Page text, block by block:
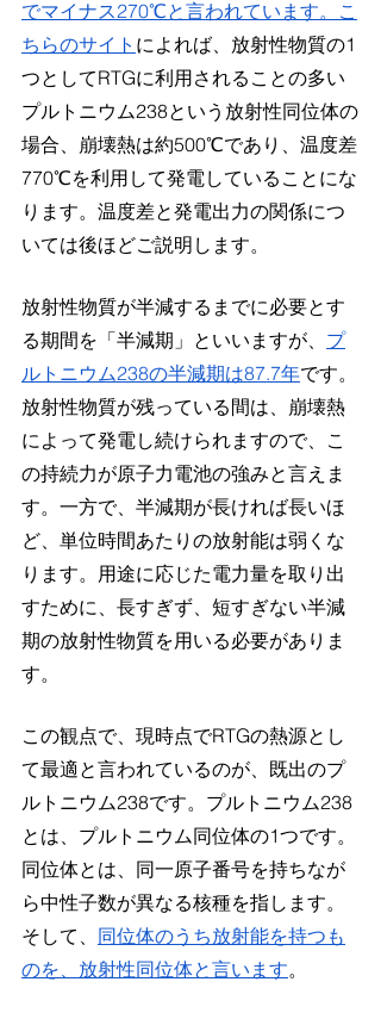
でマイナス270℃と言われています。 こ
ちらのサイト によれば、放射性物質の1
つとしてRTGに利用されることの多い
プルトニウム238という放射性同位体の
場合、崩壊熱は約500℃であり、温度差
770℃を利用して発電していることにな
ります。温度差と発電出力の関係につ
いては後ほどご説明します。
放射性物質が半減するまでに必要とす
る期間を「半減期」といいますが、 プ
ルトニウム238の半減期は87.7年です。
放射性物質が残っている間は、崩壊熱
によって発電し続けられますので、こ
の持続力が原子力電池の強みと言えま
す。一方で、半減期が長ければ長いほ
ど、単位時間あたりの放射能は弱くな
ります。用途に応じた電力量を取り出
すために、長すぎず、短すぎない半減
期の放射性物質を用いる必要がありま
す。
この観点で、現時点でRTGの熱源とし
て最適と言われているのが、既出のプ
ルトニウム238です。プルトニウム238
とは、プルトニウム同位体の1つです。
同位体とは、同一原子番号を持ちなが
ら中性子数が異なる核種を指します。
そして、 同位体のうち放射能を持つも
のを、放射性同位体と言います。